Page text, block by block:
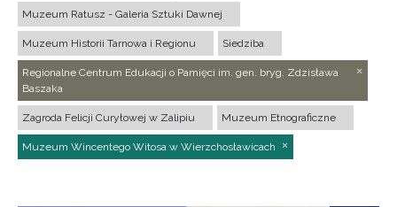
Muzeum Ratusz - Galeria Sztuki Dawnej
Muzeum Historii Tarnowa i Regionu Siedziba
Regionalne Centrum Edukacji o Pamięci im. gen. bryg. Zdzisława
Baszaka
Zagroda Felicji Curyłowej w Zalipiu Muzeum Etnograficzne
Muzeum Wincentego Witosa w Wierzchosławicach